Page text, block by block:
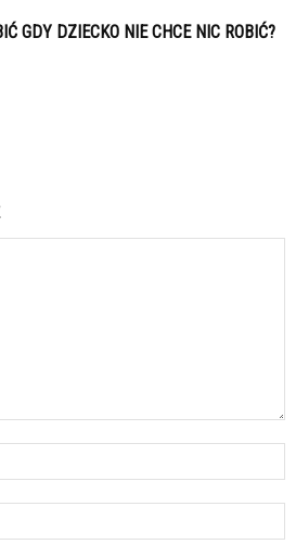
GDY DZIECKO NIE CHCE NIC ROBIĆ?